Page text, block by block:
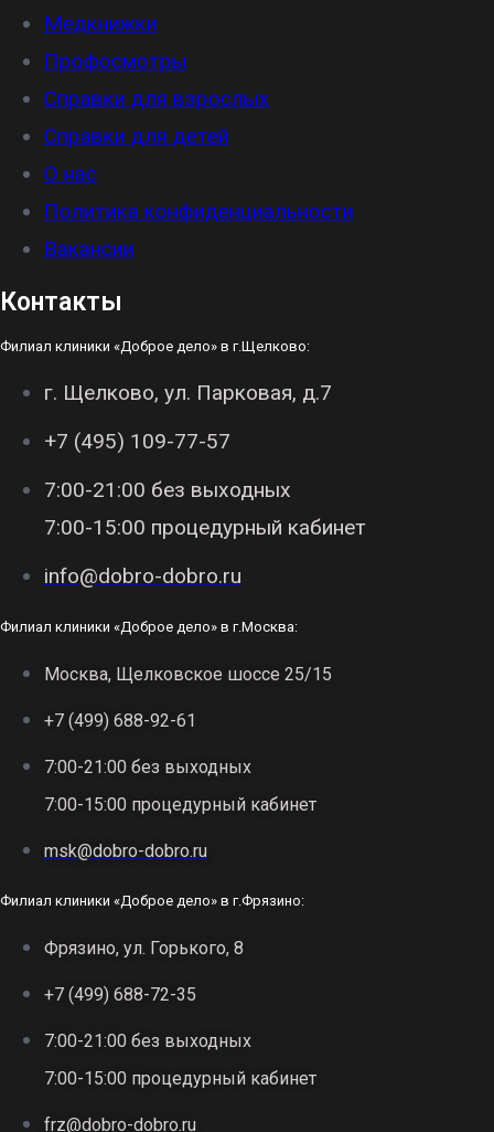
Медкнижки
Профосмотры
Справки для взрослых
Справки для детей
О нас
Политика конфиденциальности
Вакансии
Контакты
Филиал клиники «Доброе дело» в г.Щелково:
г. Щелково, ул. Парковая, д.7
+7 (495) 109-77-57
7:00-21:00 без выходных
7:00-15:00 процедурный кабинет
info@dobro-dobro.ru
Филиал клиники «Доброе дело» в г.Москва:
Москва, Щелковское шоссе 25/15
+7 (499) 688-92-61
7:00-21:00 без выходных
7:00-15:00 процедурный кабинет
msk@dobro-dobro.ru
Филиал клиники «Доброе дело» в г.Фрязино:
Фрязино, ул. Горького, 8
+7 (499) 688-72-35
7:00-21:00 без выходных
7:00-15:00 процедурный кабинет
frz@dobro-dobro.ru